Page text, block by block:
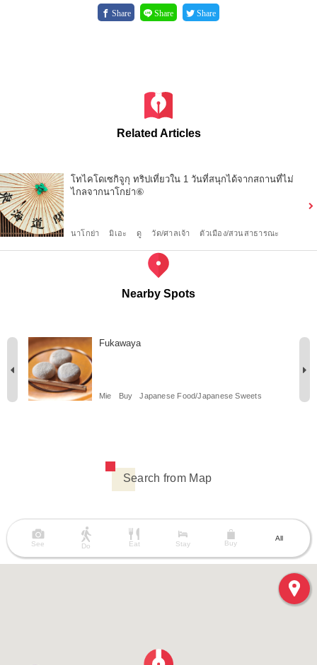
Share Share Share
Related Articles
โทไคโดเซกิจูกุ ทริปเที่ยวใน 1 วันที่สนุกได้จากสถานที่ไม่
ไกลจากนาโกย่า⑥
นาโกย่า มิเอะ ดู วัด/ศาลเจ้า ตัวเมือง/สวนสาธารณะ
Nearby Spots
Fukawaya
Mie Buy Japanese Food/Japanese Sweets
Search from Map
See Do Eat Stay Buy
All